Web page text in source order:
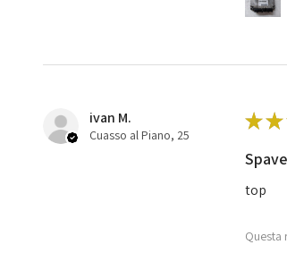
ivan M.
Cuasso al Piano, 25
★★
top
Questa